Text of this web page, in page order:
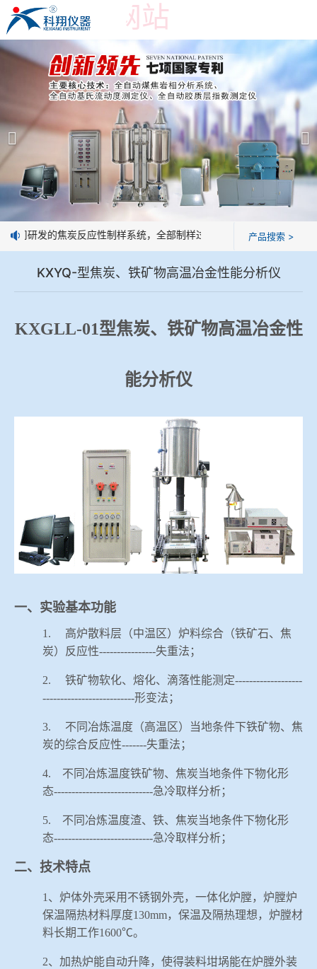
买大小球网站
买大小球网站
产品展示 ＞
焦炭高温性能检测系统
焦化行业检测及优化配煤设备
球团矿/烧结矿/块矿高温冶金性能检测系统
烧结/球团优化配矿研究设备
高炉配吹煤检测设备
冶金渣、保护渣等高温物性检测设备
工业分析、测硫仪等
公司简介
买大小球网站
企业业绩
技术交流
视频观赏
司研发的焦炭反应性制样系统，全部制样过程机械化操作，没有人为
产品搜索 >
KXYQ-型焦炭、铁矿物高温冶金性能分析仪
KXGLL-01型焦炭、铁矿物高温冶金性
能分析仪
一、实验基本功能
1. 高炉散料层（中温区）炉料综合（铁矿石、焦
炭）反应性----------------失重法；
2. 铁矿物软化、熔化、滴落性能测定-------------------
--------------------------形变法；
3. 不同冶炼温度（高温区）当地条件下铁矿物、焦
炭的综合反应性-------失重法；
4. 不同冶炼温度铁矿物、焦炭当地条件下物化形
态----------------------------急冷取样分析；
5. 不同冶炼温度渣、铁、焦炭当地条件下物化形
态----------------------------急冷取样分析；
二、技术特点
1 、炉体外壳采用不锈钢外壳，一体化炉膛，炉膛炉
保温隔热材料厚度130mm，保温及隔热理想，炉膛材
料长期工作1600℃。
2、加热炉能自动升降，使得装料坩埚能在炉膛外装